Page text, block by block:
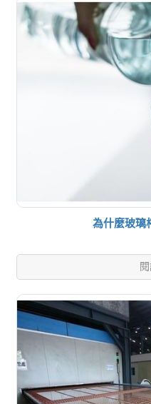
為什麼玻璃